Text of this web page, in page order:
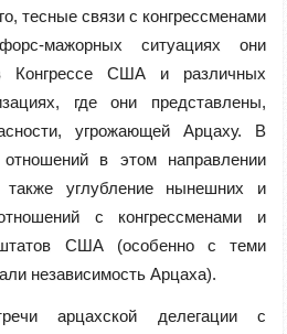
тесные связи с конгрессменами
мажорных ситуациях они
Конгрессе США и различных
где они представлены,
угрожающей Арцаху. В
в этом направлении
также углубление нынешних и
с конгрессменами и
США (особенно с теми
независимость Арцаха).
арцахской делегации с